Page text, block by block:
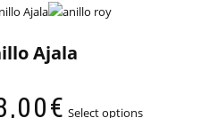
Ajala
€ Select options